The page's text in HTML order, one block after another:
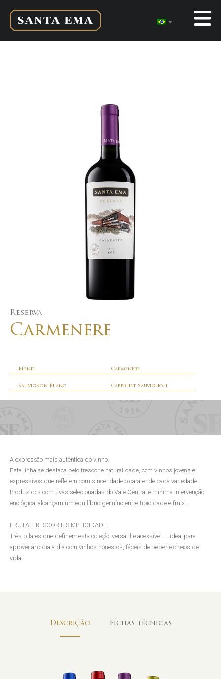
Reserva
Carmenere
Blend Carmenere
Sauvignon Blanc Cabernet Sauvignon
A expressão mais autêntica do vinho.
Esta linha se destaca pelo frescor e naturalidade, com vinhos jovens e
expressivos que refletem com sinceridade o caráter de cada variedade.
Produzidos com uvas selecionadas do Vale Central e mínima intervenção
enológica, alcançam um equilíbrio genuíno entre tipicidade e fruta.
FRUTA, FRESCOR E SIMPLICIDADE.
Três pilares que definem esta coleção versátil e acessível — ideal para
aproveitar o dia a dia com vinhos honestos, fáceis de beber e cheios de
vida.
Descrição Fichas técnicas